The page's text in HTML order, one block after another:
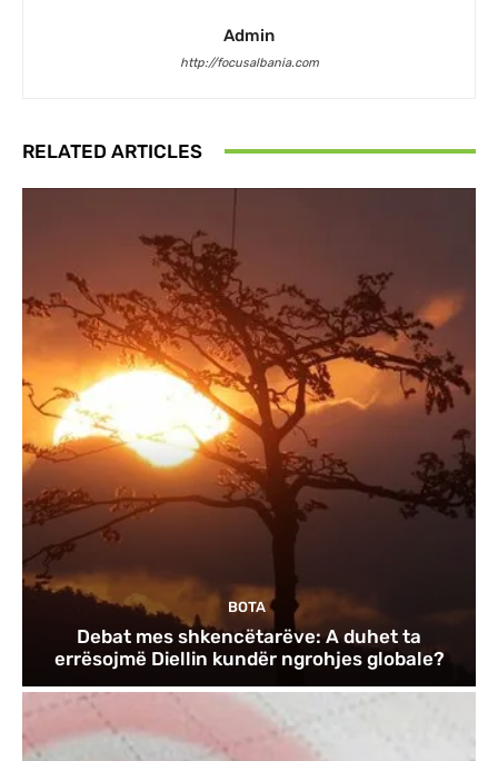
Admin
http://focusalbania.com
RELATED ARTICLES
BOTA
Debat mes shkencëtarëve: A duhet ta
errësojmë Diellin kundër ngrohjes globale?